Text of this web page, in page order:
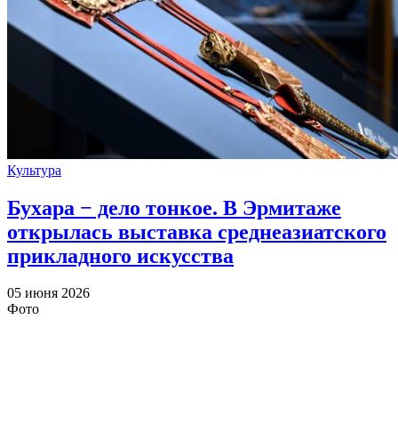
Культура
Бухара − дело тонкое. В Эрмитаже
открылась выставка среднеазиатского
прикладного искусства
05 июня 2026
Фото